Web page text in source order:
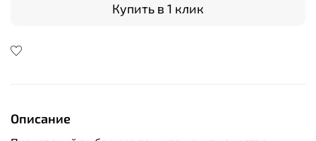
Купить в 1 клик
Описание